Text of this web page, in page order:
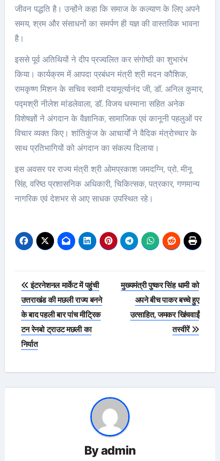
जीवन पद्धति है। उन्होंने कहा कि समाज के कल्याण के लिए अपने
समय, श्रम और संसाधनों का समर्पण ही यज्ञ की वास्तविक भावना
है।
इससे पूर्व अतिथियों ने दीप प्रज्वलित कर संगोष्ठी का शुभारंभ
किया। कार्यक्रम में आपदा प्रबंधन मंत्री श्री मदन कौशिक,
रामकृष्ण मिशन के सचिव स्वामी दयामूर्त्यानंद जी, डॉ. अनिल कुमार,
पद्मश्री नीलेश मांडलेवाला, डॉ. विजय धस्माना सहित अनेक
विशेषज्ञों ने अंगदान के वैज्ञानिक, सामाजिक एवं कानूनी पहलुओं पर
विचार व्यक्त किए। शांतिकुंज के आचार्यों ने वैदिक मंत्रोच्चार के
साथ प्रतिभागियों को अंगदान का संकल्प दिलाया।
इस अवसर पर राज्य मंत्री श्री ओमप्रकाश जमदग्नि, प्रो. मीनू
सिंह, वरिष्ठ प्रशासनिक अधिकारी, चिकित्सक, पत्रकार, गणमान्य
नागरिक एवं देशभर से आए साधक उपस्थित रहे।
Post
navigation
इंटरनेशनल मार्केट में पहुंची
उत्तराखंड की मछली राज्य बनने
के बाद पहली बार पांच मीट्रिक
टन रेनबो ट्राउट मछली का
निर्यात
मुख्यमंत्री पुष्कर सिंह धामी को
अपने बीच पाकर बच्चे हुए
उत्साहित, जमकर खिंचवाईं
तस्वीरें
Byadmin